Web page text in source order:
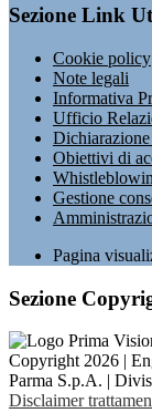
Sezione Link
Cookie policy
Note legali
Informativa
Ufficio
Obiettivi di
Gestione
Pagina
Sezione
Copyright 2026 |
Parma S.p.A. |
Disclaimer